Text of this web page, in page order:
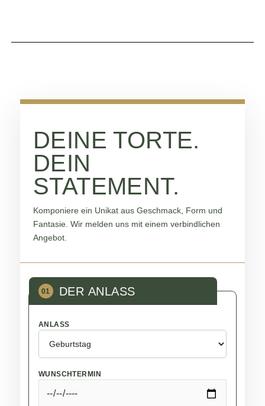
DEINE TORTE.
DEIN
STATEMENT.
Komponiere ein Unikat aus Geschmack, Form und
Fantasie. Wir melden uns mit einem verbindlichen
Angebot.
01 DER ANLASS
ANLASS
WUNSCHTERMIN